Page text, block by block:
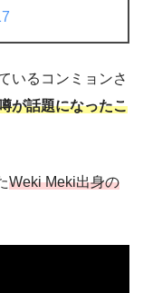
いるコンミョンさ
が話題になったこ
Weki Meki出身の